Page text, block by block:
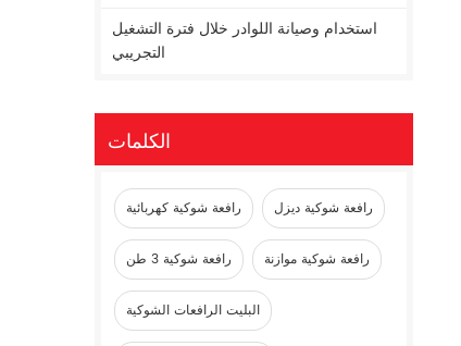
استخدام وصيانة اللوادر خلال فترة التشغيل
التجريبي
الكلمات
رافعة شوكية كهربائية رافعة شوكية ديزل
رافعة شوكية 3 طن رافعة شوكية موازنة
البليت الرافعات الشوكية